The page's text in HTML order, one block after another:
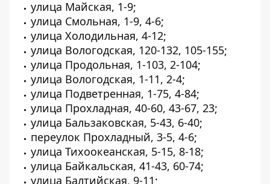
улица Майская, 1-9;
улица Смольная, 1-9, 4-6;
улица Холодильная, 4-12;
улица Вологодская, 120-132, 105-155;
улица Продольная, 1-103, 2-104;
улица Вологодская, 1-11, 2-4;
улица Подветренная, 1-75, 4-84;
улица Прохладная, 40-60, 43-67, 23;
улица Бальзаковская, 5-43, 6-40;
переулок Прохладный, 3-5, 4-6;
улица Тихоокеанская, 5-15, 8-18;
улица Байкальская, 41-43, 60-74;
улица Балтийская, 9-11;